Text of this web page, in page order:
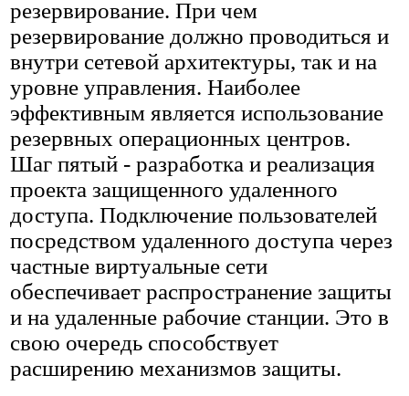
резервирование. При чем
резервирование должно проводиться и
внутри сетевой архитектуры, так и на
уровне управления. Наиболее
эффективным является использование
резервных операционных центров.
Шаг пятый - разработка и реализация
проекта защищенного удаленного
доступа. Подключение пользователей
посредством удаленного доступа через
частные виртуальные сети
обеспечивает распространение защиты
и на удаленные рабочие станции. Это в
свою очередь способствует
расширению механизмов защиты.